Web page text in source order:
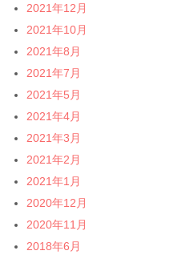
2021年12月
2021年10月
2021年8月
2021年7月
2021年5月
2021年4月
2021年3月
2021年2月
2021年1月
2020年12月
2020年11月
2018年6月